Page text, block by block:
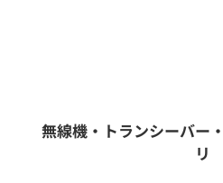
フリーワード入力(
無線機・トランシーバー
リ